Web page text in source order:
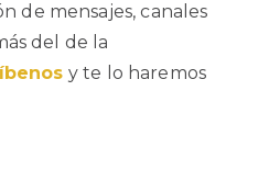
de mensajes, canales
del de la
y te lo haremos